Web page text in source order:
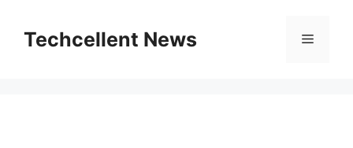
contentTechcellent News Menu